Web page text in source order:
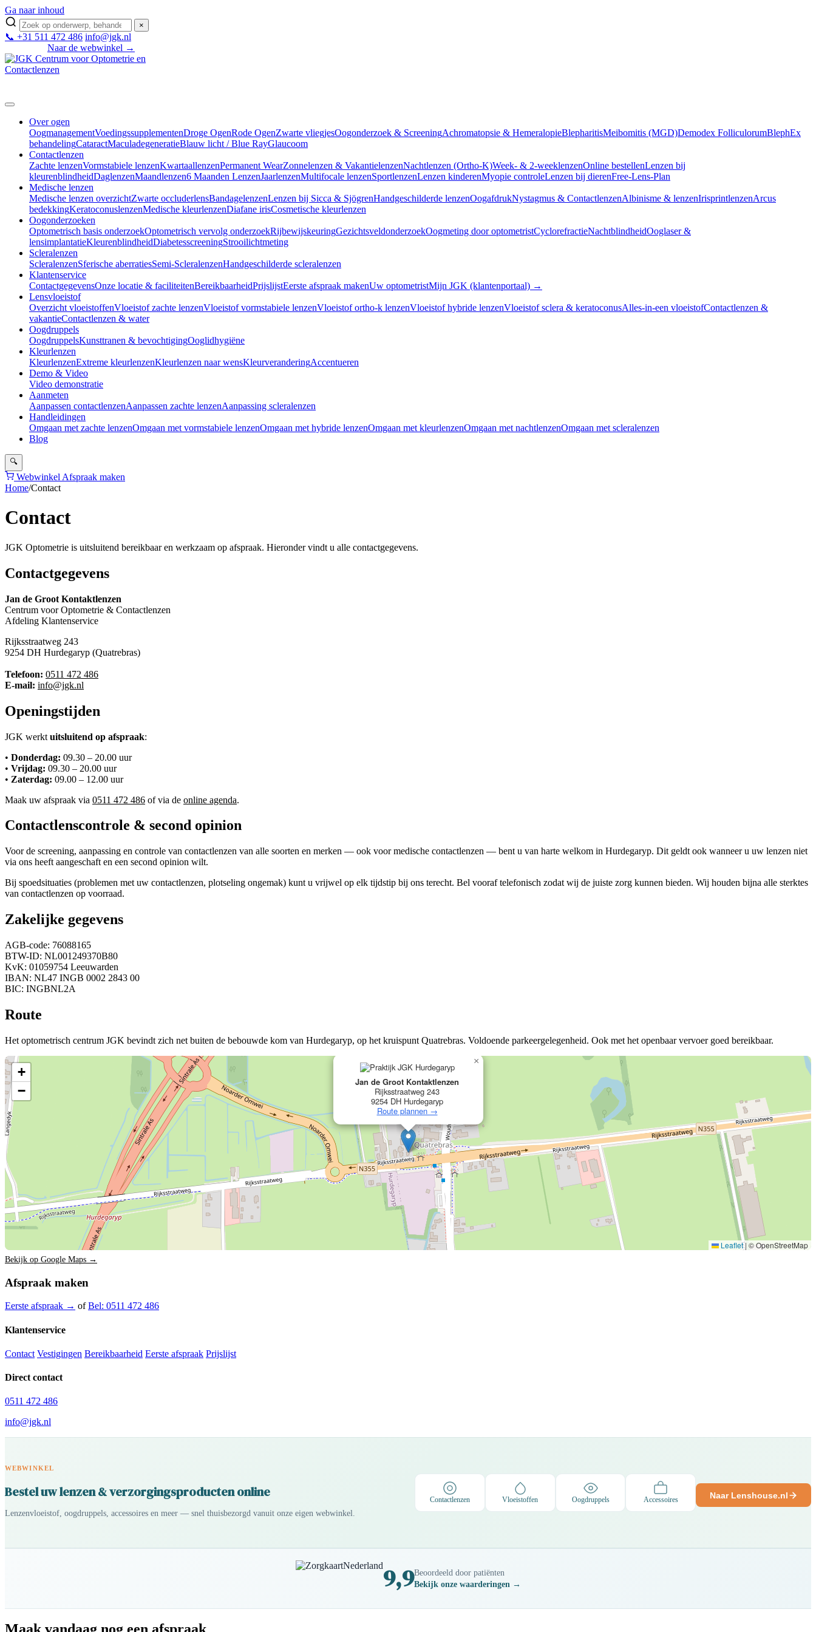
Ga naar inhoud
×
📞 +31 511 472 486 info@jgk.nl
Naar de webwinkel →
Over ogen
OogmanagementVoedingssupplementenDroge OgenRode OgenZwarte vliegjesOogonderzoek & ScreeningAchromatopsie & HemeralopieBlepharitisMeibomitis (MGD)Demodex FolliculorumBlephEx
behandelingCataractMaculadegeneratieBlauw licht / Blue RayGlaucoom
Contactlenzen
Zachte lenzenVormstabiele lenzenKwartaallenzenPermanent WearZonnelenzen & VakantielenzenNachtlenzen (Ortho-K)Week- & 2-weeklenzenOnline bestellenLenzen bij
kleurenblindheidDaglenzenMaandlenzen6 Maanden LenzenJaarlenzenMultifocale lenzenSportlenzenLenzen kinderenMyopie controleLenzen bij dierenFree-Lens-Plan
Medische lenzen
Medische lenzen overzichtZwarte occluderlensBandagelenzenLenzen bij Sicca & SjögrenHandgeschilderde lenzenOogafdrukNystagmus & ContactlenzenAlbinisme & lenzenIrisprintlenzenArcus
bedekkingKeratoconuslenzenMedische kleurlenzenDiafane irisCosmetische kleurlenzen
Oogonderzoeken
Optometrisch basis onderzoekOptometrisch vervolg onderzoekRijbewijskeuringGezichtsveldonderzoekOogmeting door optometristCyclorefractieNachtblindheidOoglaser &
lensimplantatieKleurenblindheidDiabetesscreeningStrooilichtmeting
Scleralenzen
ScleralenzenSferische aberratiesSemi-ScleralenzenHandgeschilderde scleralenzen
Klantenservice
ContactgegevensOnze locatie & faciliteitenBereikbaarheidPrijslijstEerste afspraak makenUw optometristMijn JGK (klantenportaal) →
Lensvloeistof
Overzicht vloeistoffenVloeistof zachte lenzenVloeistof vormstabiele lenzenVloeistof ortho-k lenzenVloeistof hybride lenzenVloeistof sclera & keratoconusAlles-in-een vloeistofContactlenzen &
vakantieContactlenzen & water
Oogdruppels
OogdruppelsKunsttranen & bevochtigingOoglidhygiëne
Kleurlenzen
KleurlenzenExtreme kleurlenzenKleurlenzen naar wensKleurveranderingAccentueren
Demo & Video
Video demonstratie
Aanmeten
Aanpassen contactlenzenAanpassen zachte lenzenAanpassing scleralenzen
Handleidingen
Omgaan met zachte lenzenOmgaan met vormstabiele lenzenOmgaan met hybride lenzenOmgaan met kleurlenzenOmgaan met nachtlenzenOmgaan met scleralenzen
Blog
🔍
Webwinkel Afspraak maken
Home/Contact
Contact
JGK Optometrie is uitsluitend bereikbaar en werkzaam op afspraak. Hieronder vindt u alle contactgegevens.
Contactgegevens
Jan de Groot Kontaktlenzen
Centrum voor Optometrie & Contactlenzen
Afdeling Klantenservice
Rijksstraatweg 243
9254 DH Hurdegaryp (Quatrebras)
Telefoon: 0511 472 486
E-mail: info@jgk.nl
Openingstijden
JGK werkt uitsluitend op afspraak:
• Donderdag: 09.30 – 20.00 uur
• Vrijdag: 09.30 – 20.00 uur
• Zaterdag: 09.00 – 12.00 uur
Maak uw afspraak via 0511 472 486 of via de online agenda.
Contactlenscontrole & second opinion
Voor de screening, aanpassing en controle van contactlenzen van alle soorten en merken — ook voor medische contactlenzen — bent u van harte welkom in Hurdegaryp. Dit geldt ook wanneer u uw lenzen niet
via ons heeft aangeschaft en een second opinion wilt.
Bij spoedsituaties (problemen met uw contactlenzen, plotseling ongemak) kunt u vrijwel op elk tijdstip bij ons terecht. Bel vooraf telefonisch zodat wij de juiste zorg kunnen bieden. Wij houden bijna alle sterktes
van contactlenzen op voorraad.
Zakelijke gegevens
AGB-code: 76088165
BTW-ID: NL001249370B80
KvK: 01059754 Leeuwarden
IBAN: NL47 INGB 0002 2843 00
BIC: INGBNL2A
Route
Het optometrisch centrum JGK bevindt zich net buiten de bebouwde kom van Hurdegaryp, op het kruispunt Quatrebras. Voldoende parkeergelegenheid. Ook met het openbaar vervoer goed bereikbaar.
Jan de Groot Kontaktlenzen
Rijksstraatweg 243
9254 DH Hurdegaryp
Route plannen →
×
+
−
Leaflet | © OpenStreetMap
Bekijk op Google Maps →
Afspraak maken
Eerste afspraak → of Bel: 0511 472 486
Klantenservice
Contact Vestigingen Bereikbaarheid Eerste afspraak Prijslijst
Direct contact
0511 472 486
info@jgk.nl
WEBWINKEL
Bestel uw lenzen & verzorgingsproducten online
Lenzenvloeistof, oogdruppels, accessoires en meer — snel thuisbezorgd vanuit onze eigen webwinkel.
Contactlenzen Vloeistoffen Oogdruppels Accessoires Naar Lenshouse.nl
9,9Beoordeeld door patiënten
Bekijk onze waarderingen →